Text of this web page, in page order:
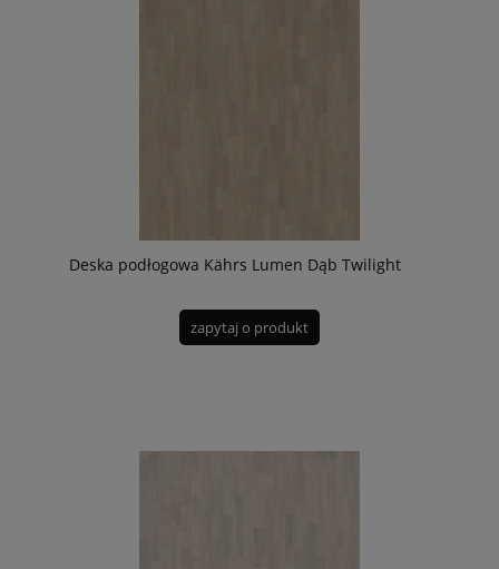
Deska podłogowa Kährs Lumen Dąb Twilight
zapytaj o produkt